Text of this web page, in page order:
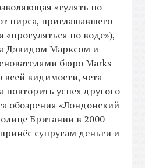
«гулять по
пирса, приглашавшего
«прогуляться по воде»),
Дэвидом Марксом и
бюро Marks
видимости, чета
повторить успех другого
обозрения «Лондонский
Британии в 2000
супругам деньги и